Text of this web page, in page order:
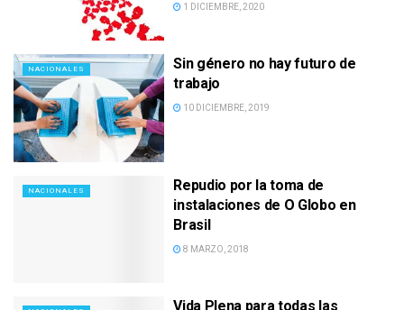
1 DICIEMBRE, 2020
NACIONALES
Sin género no hay futuro de
trabajo
10 DICIEMBRE, 2019
NACIONALES
Repudio por la toma de
instalaciones de O Globo en
Brasil
8 MARZO, 2018
Vida Plena para todas las